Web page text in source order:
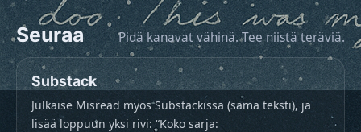
Seuraa Pidä kanavat vähinä. Tee niistä teräviä.
Substack
Julkaise Misread myös Substackissa (sama teksti), ja
lisää loppuun yksi rivi: “Koko sarja: